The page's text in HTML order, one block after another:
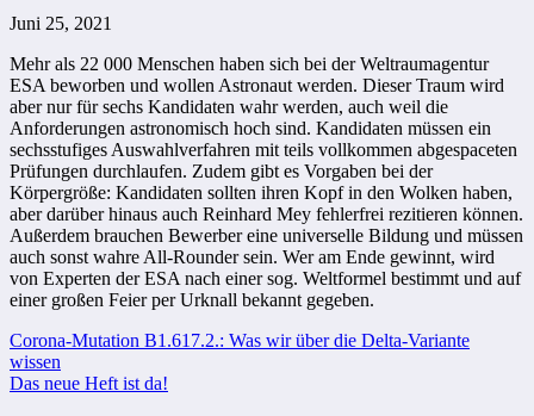
Juni 25, 2021
Mehr als 22 000 Menschen haben sich bei der Weltraumagentur
ESA beworben und wollen Astronaut werden. Dieser Traum wird
aber nur für sechs Kandidaten wahr werden, auch weil die
Anforderungen astronomisch hoch sind. Kandidaten müssen ein
sechsstufiges Auswahlverfahren mit teils vollkommen abgespaceten
Prüfungen durchlaufen. Zudem gibt es Vorgaben bei der
Körpergröße: Kandidaten sollten ihren Kopf in den Wolken haben,
aber darüber hinaus auch Reinhard Mey fehlerfrei rezitieren können.
Außerdem brauchen Bewerber eine universelle Bildung und müssen
auch sonst wahre All-Rounder sein. Wer am Ende gewinnt, wird
von Experten der ESA nach einer sog. Weltformel bestimmt und auf
einer großen Feier per Urknall bekannt gegeben.
Beitragsnavigation
Corona-Mutation B1.617.2.: Was wir über die Delta-Variante
wissen
Das neue Heft ist da!